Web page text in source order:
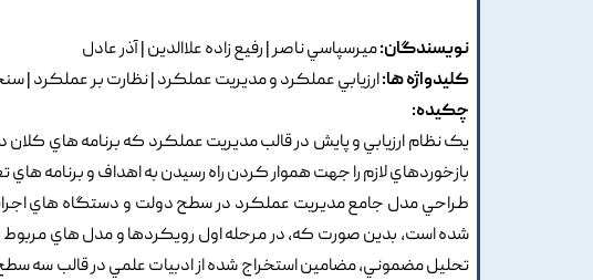
نویسندگان:ميرسپاسي ناصر | رفيع زاده علاالدين | آذر عادل
کلیدواژه ها:ارزيابي عملکرد و مديريت عملکرد | نظارت بر عملکرد
چکیده:
يک نظام ارزيابي و پايش در قالب مديريت عملکرد که برنامه هاي
بازخوردهاي لازم را جهت هموار کردن راه رسيدن به اهداف و برنامه
طراحي مدل جامع مديريت عملکرد در سطح دولت و دستگاه هاي
شده است, بدين صورت که, در مرحله اول رويکردها و مدل هاي مربوط
تحليل مضموني, مضامين استخراج شده از ادبيات علمي در قالب سه